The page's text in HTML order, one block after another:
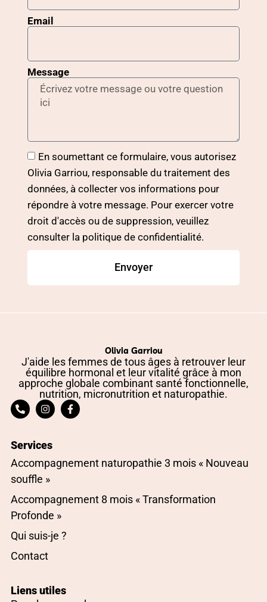
Email
Message
En soumettant ce formulaire, vous autorisez
Olivia Garriou, responsable du traitement des
données, à collecter vos informations pour
répondre à votre message. Pour exercer votre
droit d'accès ou de suppression, veuillez
consulter la politique de confidentialité.
Envoyer
Olivia Garriou
J'aide les femmes de tous âges à retrouver leur
équilibre hormonal et leur vitalité grâce à mon
approche globale combinant santé fonctionnelle,
nutrition, micronutrition et naturopathie.
Services
Accompagnement naturopathie 3 mois « Nouveau
souffle »
Accompagnement 8 mois « Transformation
Profonde »
Qui suis-je ?
Contact
Liens utiles